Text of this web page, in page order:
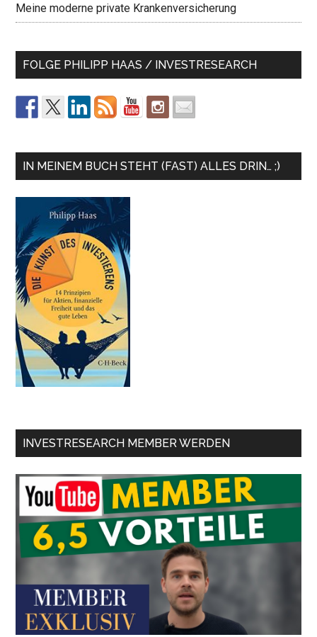
Meine moderne private Krankenversicherung
FOLGE PHILIPP HAAS / INVESTRESEARCH
IN MEINEM BUCH STEHT (FAST) ALLES DRIN… ;)
INVESTRESEARCH MEMBER WERDEN